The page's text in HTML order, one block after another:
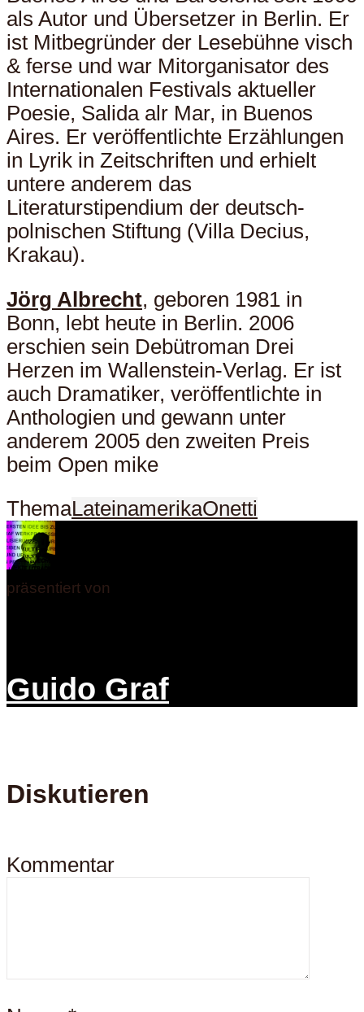
als Autor und Übersetzer in Berlin. Er
ist Mitbegründer der Lesebühne visch
& ferse und war Mitorganisator des
Internationalen Festivals aktueller
Poesie, Salida alr Mar, in Buenos
Aires. Er veröffentlichte Erzählungen
in Lyrik in Zeitschriften und erhielt
untere anderem das
Literaturstipendium der deutsch-
polnischen Stiftung (Villa Decius,
Krakau).
Jörg Albrecht, geboren 1981 in
Bonn, lebt heute in Berlin. 2006
erschien sein Debütroman Drei
Herzen im Wallenstein-Verlag. Er ist
auch Dramatiker, veröffentlichte in
Anthologien und gewann unter
anderem 2005 den zweiten Preis
beim Open mike
ThemaLateinamerikaOnetti
präsentiert von
Guido Graf
Diskutieren
Kommentar